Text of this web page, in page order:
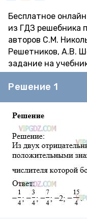
Бесплатное
из ГДЗ решебника
авторов С.М.
Решетников, А.В.
задание на
Решение 1